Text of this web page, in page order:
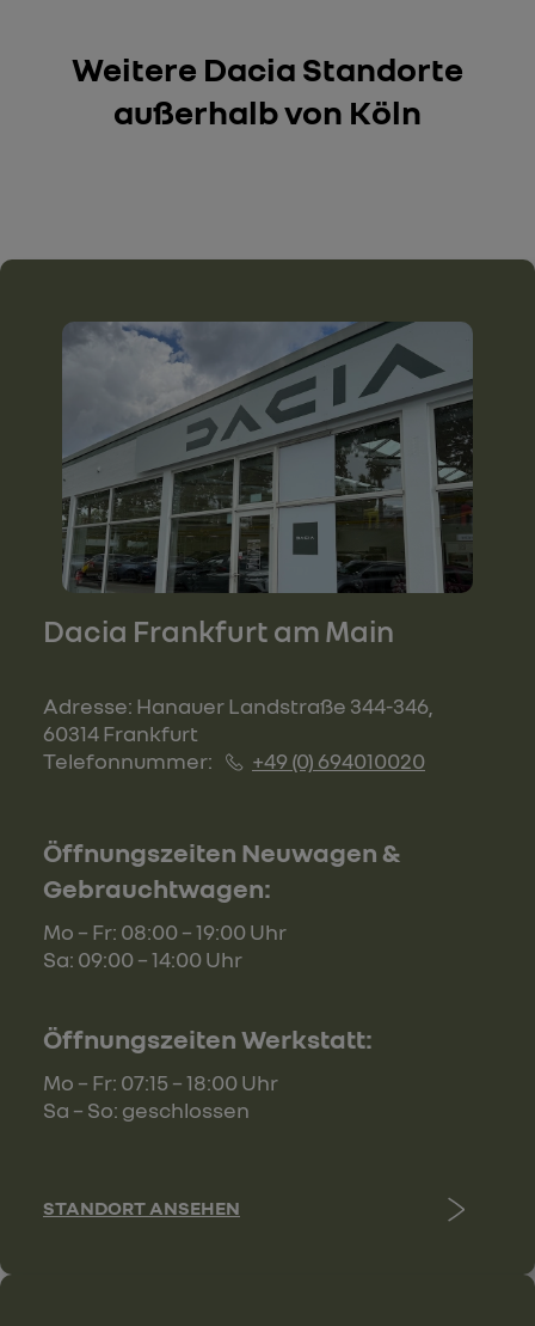
Weitere Dacia Standorte
außerhalb von Köln
Dacia Frankfurt am Main
Adresse: Hanauer Landstraße 344-346,
60314 Frankfurt
Telefonnummer:
+49 (0) 694010020
Öffnungszeiten Neuwagen &
Gebrauchtwagen:
Mo – Fr: 08:00 – 19:00 Uhr
Sa: 09:00 – 14:00 Uhr
Öffnungszeiten Werkstatt:
Mo – Fr: 07:15 – 18:00 Uhr
Sa – So: geschlossen
STANDORT ANSEHEN